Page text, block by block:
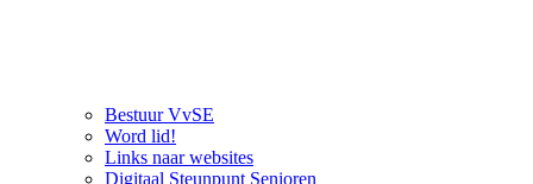
Bestuur VvSE
Word lid!
Links naar websites
Digitaal Steunpunt Senioren